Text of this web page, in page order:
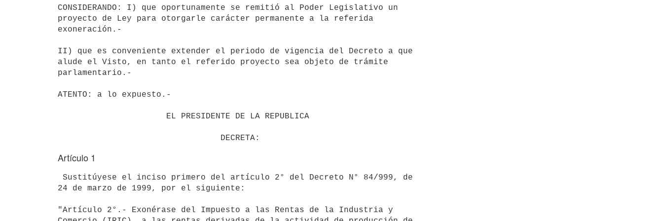
CONSIDERANDO: I) que oportunamente se remitió al Poder Legislativo un
proyecto de Ley para otorgarle carácter permanente a la referida
exoneración.-
II) que es conveniente extender el periodo de vigencia del Decreto a que
alude el Visto, en tanto el referido proyecto sea objeto de trámite
parlamentario.-
ATENTO: a lo expuesto.-
Artículo 1
24 de marzo de 1999, por el siguiente:
"Artículo 2°.- Exonérase del Impuesto a las Rentas de la Industria y